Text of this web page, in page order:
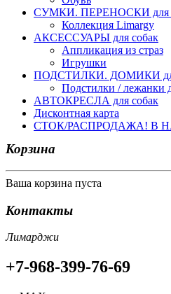
СУМКИ. ПЕРЕНОСКИ для
Коллекция Limargy
АКСЕССУАРЫ для собак
Аппликация из страз
Игрушки
ПОДСТИЛКИ. ДОМИКИ
Подстилки / лежанки
АВТОКРЕСЛА для собак
Дисконтная карта
СТОК/РАСПРОДАЖА! В
Корзина
Ваша корзина пуста
Контакты
Лимарджи
+7-968-399-76-69